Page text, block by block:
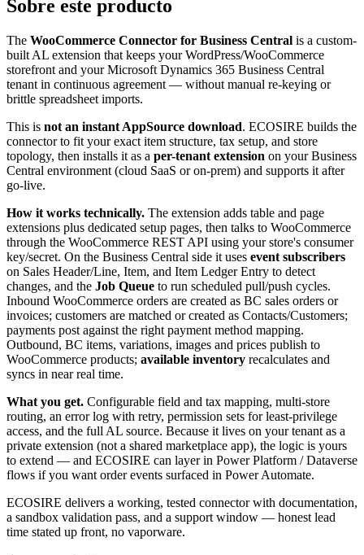
Sobre este producto
The WooCommerce Connector for Business Central is a custom-
built AL extension that keeps your WordPress/WooCommerce
storefront and your Microsoft Dynamics 365 Business Central
tenant in continuous agreement — without manual re-keying or
brittle spreadsheet imports.
This is not an instant AppSource download. ECOSIRE builds the
connector to fit your exact item structure, tax setup, and store
topology, then installs it as a per-tenant extension on your Business
Central environment (cloud SaaS or on-prem) and supports it after
go-live.
How it works technically. The extension adds table and page
extensions plus dedicated setup pages, then talks to WooCommerce
through the WooCommerce REST API using your store's consumer
key/secret. On the Business Central side it uses event subscribers
on Sales Header/Line, Item, and Item Ledger Entry to detect
changes, and the Job Queue to run scheduled pull/push cycles.
Inbound WooCommerce orders are created as BC sales orders or
invoices; customers are matched or created as Contacts/Customers;
payments post against the right payment method mapping.
Outbound, BC items, variations, images and prices publish to
WooCommerce products; available inventory recalculates and
syncs in near real time.
What you get. Configurable field and tax mapping, multi-store
routing, an error log with retry, permission sets for least-privilege
access, and the full AL source. Because it lives on your tenant as a
private extension (not a shared marketplace app), the logic is yours
to extend — and ECOSIRE can layer in Power Platform / Dataverse
flows if you want order events surfaced in Power Automate.
ECOSIRE delivers a working, tested connector with documentation,
a sandbox validation pass, and a support window — honest lead
time stated up front, no vaporware.